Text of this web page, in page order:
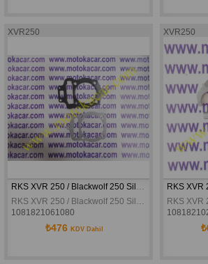
XVR250
RKS XVR 250 / Blackwolf 250 Silindir Kapak Contası Alt Üst Set
RKS XVR 250 / Blackwolf 250 Silindir Kapak Contası Alt Üst Set
1081821061080
₺476 KDV Dahil
XVR250
RKS XVR
RKS XVR